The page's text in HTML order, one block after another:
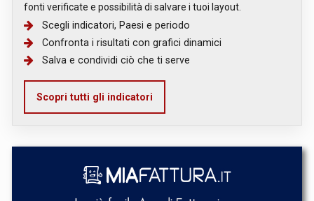
fonti verificate e possibilità di salvare i tuoi layout.
Scegli indicatori, Paesi e periodo
Confronta i risultati con grafici dinamici
Salva e condividi ciò che ti serve
Scopri tutti gli indicatori